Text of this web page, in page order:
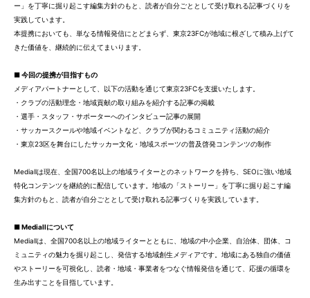
ー」を丁寧に掘り起こす編集方針のもと、読者が自分ごととして受け取れる記事づくりを
実践しています。
本提携においても、単なる情報発信にとどまらず、東京23FCが地域に根ざして積み上げて
きた価値を、継続的に伝えてまいります。
■ 今回の提携が目指すもの
メディアパートナーとして、以下の活動を通じて東京23FCを支援いたします。
・クラブの活動理念・地域貢献の取り組みを紹介する記事の掲載
・選手・スタッフ・サポーターへのインタビュー記事の展開
・サッカースクールや地域イベントなど、クラブが関わるコミュニティ活動の紹介
・東京23区を舞台にしたサッカー文化・地域スポーツの普及啓発コンテンツの制作
Mediallは現在、全国700名以上の地域ライターとのネットワークを持ち、SEOに強い地域
特化コンテンツを継続的に配信しています。地域の「ストーリー」を丁寧に掘り起こす編
集方針のもと、読者が自分ごととして受け取れる記事づくりを実践しています。
■ Mediallについて
Mediallは、全国700名以上の地域ライターとともに、地域の中小企業、自治体、団体、コ
ミュニティの魅力を掘り起こし、発信する地域創生メディアです。地域にある独自の価値
やストーリーを可視化し、読者・地域・事業者をつなぐ情報発信を通じて、応援の循環を
生み出すことを目指しています。